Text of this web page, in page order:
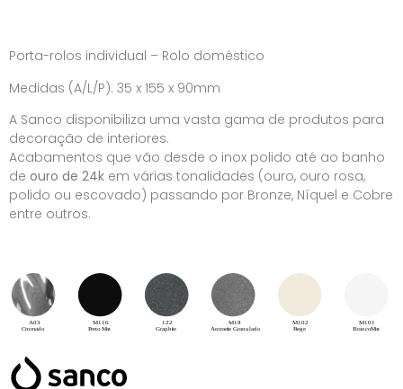
Porta-rolos individual – Rolo doméstico
Medidas (A/L/P): 35 x 155 x 90mm
A Sanco disponibiliza uma vasta gama de produtos para
decoração de interiores.
Acabamentos que vão desde o inox polido até ao banho
de ouro de 24k em várias tonalidades (ouro, ouro rosa,
polido ou escovado) passando por Bronze, Níquel e Cobre
entre outros.